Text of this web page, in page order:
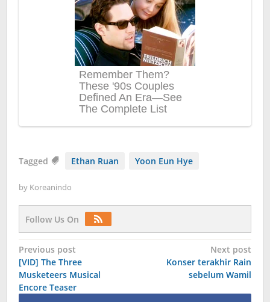
Tagged Ethan Ruan Yoon Eun Hye
by Koreanindo
Follow Us On
Post
navigation
Previous post
[VID] The Three
Musketeers Musical
Encore Teaser
Next post
Konser terakhir Rain
sebelum Wamil